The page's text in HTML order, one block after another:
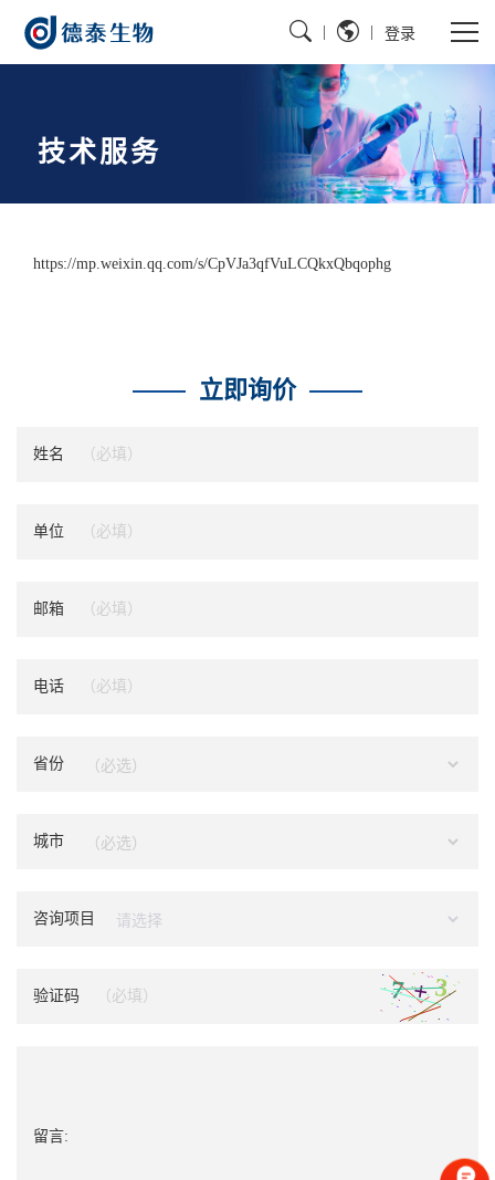
登录
技术服务
https://mp.weixin.qq.com/s/CpVJa3qfVuLCQkxQbqophg
立即询价
姓名
单位
邮箱
电话
省份
城市
咨询项目
验证码
留言: